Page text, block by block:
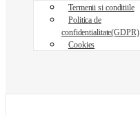
Termenii si conditiile
Politica de
confidentialitate(GDPR)
Cookies